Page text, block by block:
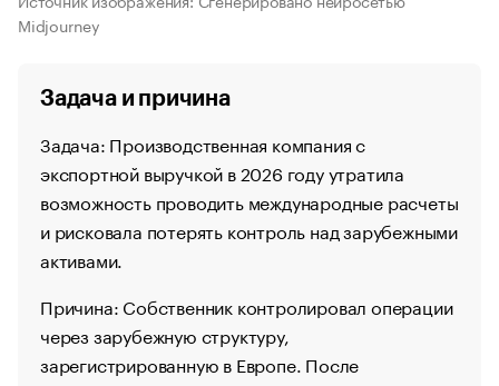
Midjourney
Задача и причина
Задача: Производственная компания с
экспортной выручкой в 2026 году утратила
возможность проводить международные расчеты
и рисковала потерять контроль над зарубежными
активами.
Причина: Собственник контролировал операции
через зарубежную структуру,
зарегистрированную в Европе. После